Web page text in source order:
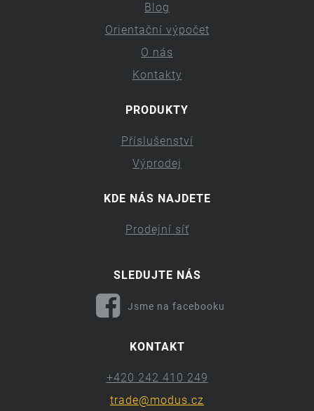
Blog
Orientační výpočet
O nás
Kontakty
PRODUKTY
Příslušenství
Výprodej
KDE NÁS NAJDETE
Prodejní síť
SLEDUJTE NÁS
Jsme na facebooku
KONTAKT
+420 242 410 249
trade@modus.cz